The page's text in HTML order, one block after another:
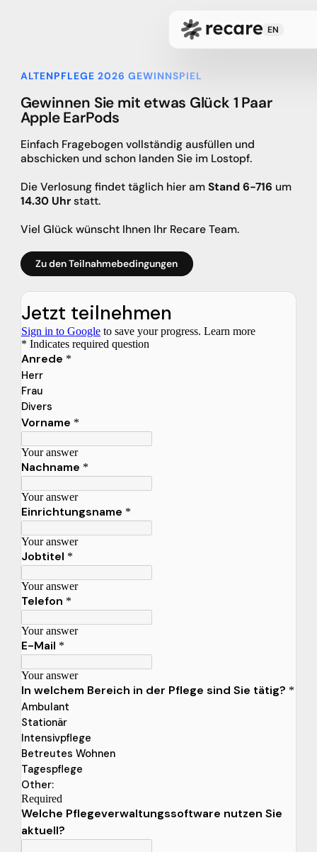
EN
ALTENPFLEGE 2026 GEWINNSPIEL
Gewinnen Sie mit etwas Glück 1 Paar
Apple EarPods
Einfach Fragebogen vollständig ausfüllen und
abschicken und schon landen Sie im Lostopf.
Die Verlosung findet täglich hier am Stand 6-716 um
14.30 Uhrstatt.
Viel Glück wünscht Ihnen Ihr Recare Team.
Zu den Teilnahmebedingungen